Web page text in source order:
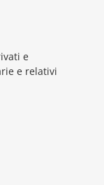
e
e relativi